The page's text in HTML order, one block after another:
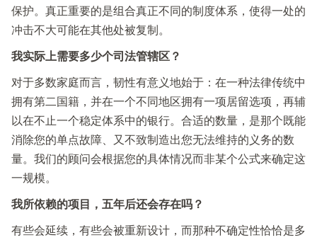
保护。真正重要的是组合真正不同的制度体系，使得一处的
冲击不大可能在其他处被复制。
我实际上需要多少个司法管辖区？
对于多数家庭而言，韧性有意义地始于：在一种法律传统中
拥有第二国籍，并在一个不同地区拥有一项居留选项，再辅
以在不止一个稳定体系中的银行。合适的数量，是那个既能
消除您的单点故障、又不致制造出您无法维持的义务的数
量。我们的顾问会根据您的具体情况而非某个公式来确定这
一规模。
我所依赖的项目，五年后还会存在吗？
有些会延续，有些会被重新设计，而那种不确定性恰恰是多